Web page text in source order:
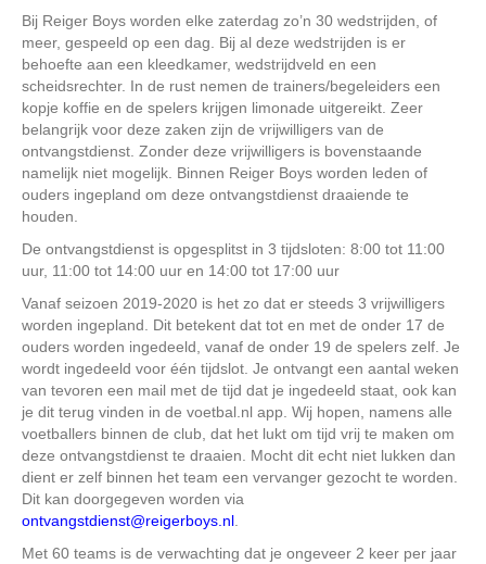
Bij Reiger Boys worden elke zaterdag zo’n 30 wedstrijden, of
meer, gespeeld op een dag. Bij al deze wedstrijden is er
behoefte aan een kleedkamer, wedstrijdveld en een
scheidsrechter. In de rust nemen de trainers/begeleiders een
kopje koffie en de spelers krijgen limonade uitgereikt. Zeer
belangrijk voor deze zaken zijn de vrijwilligers van de
ontvangstdienst. Zonder deze vrijwilligers is bovenstaande
namelijk niet mogelijk. Binnen Reiger Boys worden leden of
ouders ingepland om deze ontvangstdienst draaiende te
houden.
De ontvangstdienst is opgesplitst in 3 tijdsloten: 8:00 tot 11:00
uur, 11:00 tot 14:00 uur en 14:00 tot 17:00 uur
Vanaf seizoen 2019-2020 is het zo dat er steeds 3 vrijwilligers
worden ingepland. Dit betekent dat tot en met de onder 17 de
ouders worden ingedeeld, vanaf de onder 19 de spelers zelf. Je
wordt ingedeeld voor één tijdslot. Je ontvangt een aantal weken
van tevoren een mail met de tijd dat je ingedeeld staat, ook kan
je dit terug vinden in de voetbal.nl app. Wij hopen, namens alle
voetballers binnen de club, dat het lukt om tijd vrij te maken om
deze ontvangstdienst te draaien. Mocht dit echt niet lukken dan
dient er zelf binnen het team een vervanger gezocht te worden.
Dit kan doorgegeven worden via
ontvangstdienst@reigerboys.nl
Met 60 teams is de verwachting dat je ongeveer 2 keer per jaar